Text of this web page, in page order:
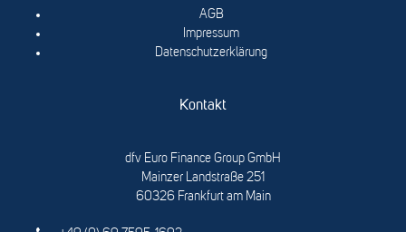
AGB
Impressum
Datenschutzerklärung
Kontakt
dfv Euro Finance Group GmbH
Mainzer Landstraße 251
60326 Frankfurt am Main